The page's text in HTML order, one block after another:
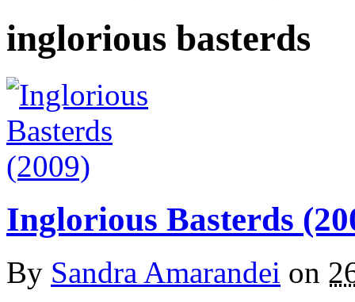
inglorious basterds
Inglorious Basterds
By Sandra Amarandei on